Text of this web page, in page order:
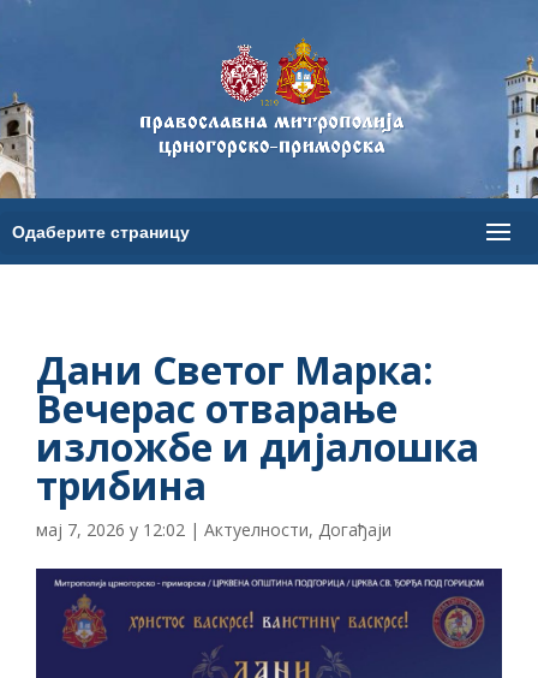
Дани Светог Марка:
Вечерас отварање
изложбе и дијалошка
трибина
мај 7, 2026 у 12:02 | Актуелности, Догађаји